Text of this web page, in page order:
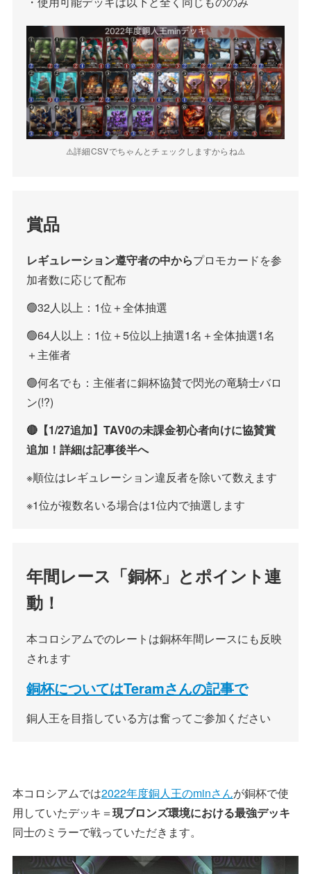
⚠️詳細CSVでちゃんとチェックしますからね⚠️
賞品
レギュレーション遵守者の中からプロモカードを参
加者数に応じて配布
🟢32人以上：1位＋全体抽選
🟢64人以上：1位＋5位以上抽選1名＋全体抽選1名
＋主催者
🟢何名でも：主催者に銅杯協賛で閃光の竜騎士バロ
ン(!?)
🔴【1/27追加】TAV0の未課金初心者向けに協賛賞
追加！詳細は記事後半へ
※順位はレギュレーション違反者を除いて数えます
※1位が複数名いる場合は1位内で抽選します
年間レース「銅杯」とポイント連
動！
本コロシアムでのレートは銅杯年間レースにも反映
されます
銅杯についてはTeramさんの記事で
銅人王を目指している方は奮ってご参加ください
本コロシアムでは2022年度銅人王のminさんが銅杯で使
用していたデッキ＝現ブロンズ環境における最強デッキ
同士のミラーで戦っていただきます。